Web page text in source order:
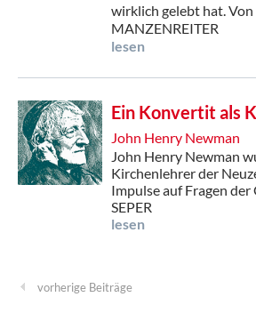
wirklich gelebt hat. Von
MANZENREITER
lesen
Ein Konvertit als
John Henry Newman
John Henry Newman
Kirchenlehrer der
Impulse auf Fragen
SEPER
lesen
vorherige Beiträge